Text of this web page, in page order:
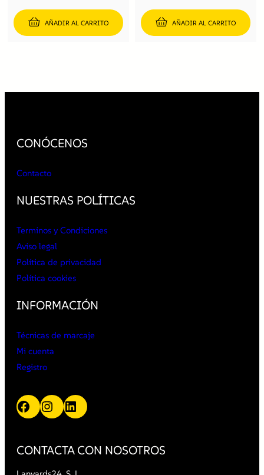
AÑADIR AL CARRITO AÑADIR AL CARRITO
CONÓCENOS
Contacto
NUESTRAS POLÍTICAS
Terminos y Condiciones
Aviso legal
Política de privacidad
Política cookies
INFORMACIÓN
Técnicas de marcaje
Mi cuenta
Registro
Facebook Instagram LinkedIn
CONTACTA CON NOSOTROS